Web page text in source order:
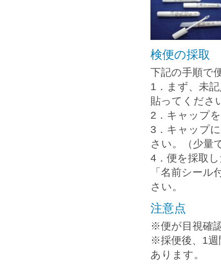
検便の採取
下記の手順で
1．まず、未
貼ってくださ
2．キャップ
3．キャップ
さい。（少量
4．便を採取
「名前シール
さい。
注意点
※便が目視確
※採便後、1週
あります。